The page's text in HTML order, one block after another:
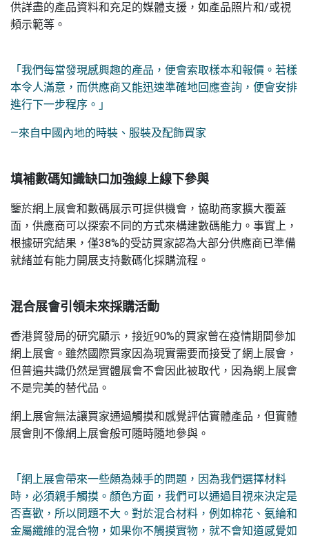
供詳盡的產品資料和充足的媒體支援，如產品照片和/或視
頻示範等。
「我們每當發現感興趣的產品，便會索取樣本和報價。若樣
本令人滿意，而供應商又能迅速準確地回應查詢，便會安排
進行下一步程序。」
—來自中國內地的時裝、服裝及配飾買家
填補數碼知識缺口加強線上線下參與
鑒於網上展會和數碼展示可提供機會，協助商家擴大覆蓋
面，供應商可以探索不同的方式來構建數碼能力。事實上，
根據研究結果，僅38%的受訪買家認為大部分供應商已準備
就緒並有能力開展支持數碼化採購流程。
混合展會引領未來採購活動
香港貿發局的研究顯示，接近90%的買家曾在疫情期間參加
網上展會。雖然國際買家因為現實需要而接受了網上展會，
但普遍共識仍然是實體展會不會因此被取代，因為網上展會
不是完美的替代品。
網上展會無法讓買家通過觸摸和感覺評估實體產品，但實體
展會則不像網上展會般可隨時隨地參與。
「網上展會帶來一些頗為棘手的問題，因為我們選擇材料
時，必須親手觸摸。顏色方面，我們可以通過目視來決定是
否喜歡，所以問題不大。對於混合材料，例如棉花、氨綸和
金屬纖維的混合物，如果你不觸摸實物，就不會知道感覺如